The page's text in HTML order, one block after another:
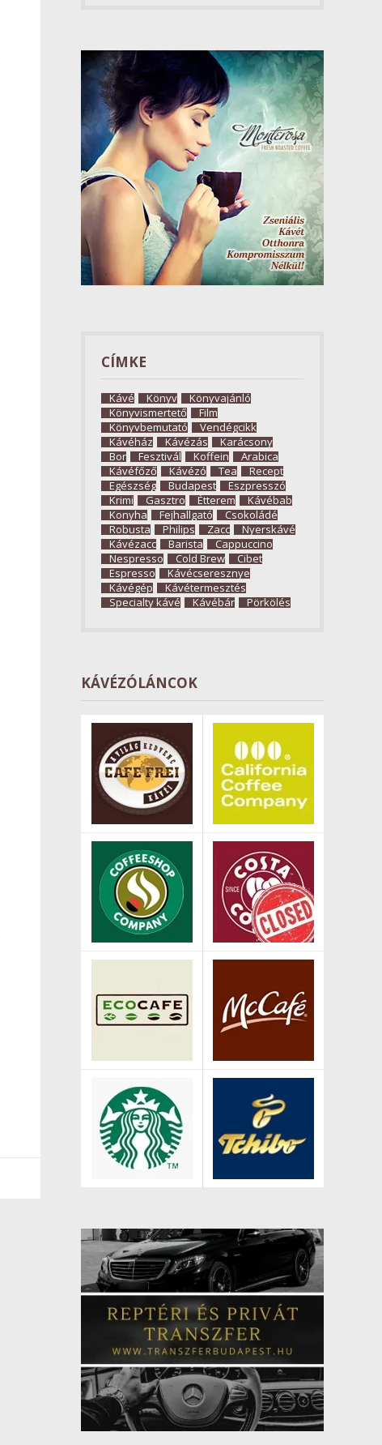
CÍMKE
Kávé Könyv
Könyvajánló
Könyvismertető
Film
Könyvbemutató
Vendégcikk
Kávéház
Kávézás
Karácsony
Bor
Fesztivál Koffein
Arabica
Kávéfőző
Kávézó Tea
Recept
Egészség
Budapest
Eszpresszó
Krimi
Gasztro Étterem
Kávébab
Konyha
Fejhallgató
Csokoládé
Robusta
Philips Zacc
Nyerskávé
Kávézacc
Barista
Cappuccino
Nespresso
Cold Brew
Cibet
Espresso
Kávécseresznye
Kávégép
Kávétermesztés
Specialty kávé
Kávébár Pörkölés
KÁVÉZÓLÁNCOK